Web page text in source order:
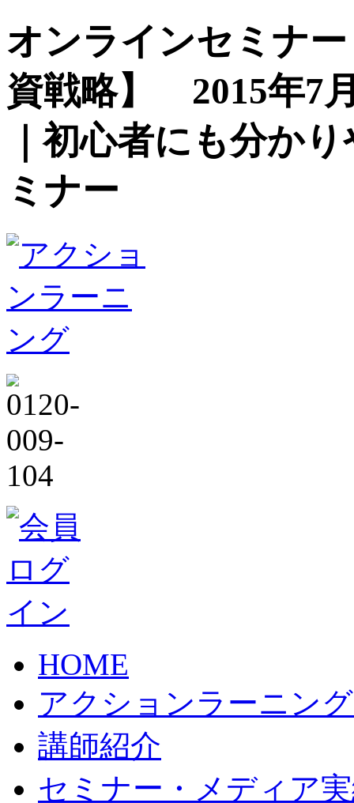
オンラインセミナ
資戦略】 2015年7
｜初心者にも分か
ミナー
HOME
アクションラーニン
講師紹介
セミナー・メディア